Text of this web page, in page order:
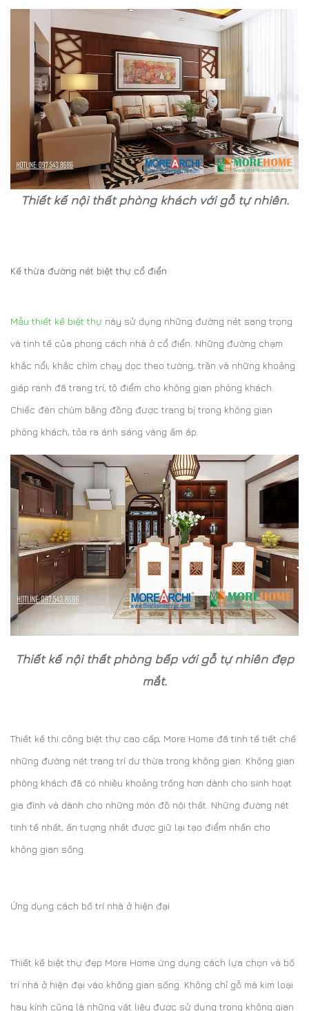
Thiết kế nội thất phòng khách với gỗ tự nhiên.
Kế thừa đường nét biệt thự cổ điển
Mẫu thiết kế biệt thự này sử dụng những đường nét sang trọng
và tinh tế của phong cách nhà ở cổ điển. Những đường chạm
khắc nổi, khắc chìm chạy dọc theo tường, trần và những khoảng
giáp ranh đã trang trí, tô điểm cho không gian phòng khách.
Chiếc đèn chùm bằng đồng được trang bị trong không gian
phòng khách, tỏa ra ánh sáng vàng ấm áp.
Thiết kế nội thất phòng bếp với gỗ tự nhiên đẹp
mắt.
Thiết kế thi công biệt thự cao cấp, More Home đã tinh tế tiết chế
những đường nét trang trí dư thừa trong không gian. Không gian
phòng khách đã có nhiều khoảng trống hơn dành cho sinh hoạt
gia đình và dành cho những món đồ nội thất. Những đường nét
tinh tế nhất, ấn tượng nhất được giữ lại tạo điểm nhấn cho
không gian sống.
Ứng dụng cách bố trí nhà ở hiện đại
Thiết kế biệt thự đẹp More Home ứng dụng cách lựa chọn và bố
trí nhà ở hiện đại vào không gian sống. Không chỉ gỗ mà kim loại
hay kính cũng là những vật liệu được sử dụng trong không gian